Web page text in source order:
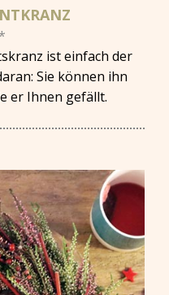
ist einfach der
Sie können ihn
er Ihnen gefällt.